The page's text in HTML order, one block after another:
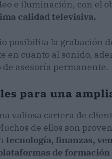
e iluminación, con el
calidad televisiva.
posibilita la grabación
en cuanto al sonido,
asesoría permanente.
para una
valiosa cartera de
de ellos son
tecnología, finanzas,
de formación